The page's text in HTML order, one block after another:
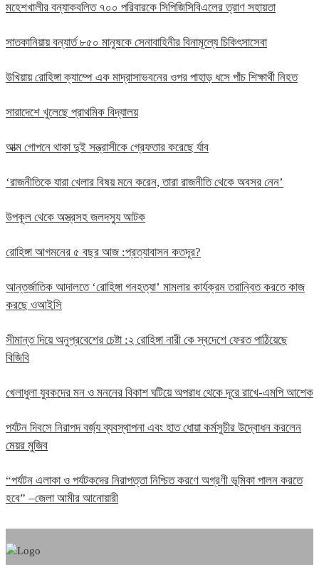
মহেশখালীর বন্যাকবলিত ৭০০ পরিবারকে সিপিজিসিবিএলের ত্রাণ সহায়তা
সাতকানিয়ায় বন্যার্ত ৮৫০ মানুষকে সেনাবাহিনীর বিনামূল্যে চিকিৎসাসেবা
উখিয়ায় রোহিঙ্গা ক্যাম্পে এক মাদ্রাসাভবনের ওপর পাহাড় ধসে পাঁচ শিক্ষার্থী নিহত
সারাদেশে খুলেছে প্রাথমিক বিদ্যালয়
আত্ম গোপনে থাকা দুই সন্ত্রাসীকে গ্রেফতার করেছে র্যাব
‘রাজনীতিকে যারা খেলার বিষয় মনে করেন, তারা রাজনীতি থেকে অবসর নেন’
উপকূল থেকে অস্ত্রসহ জলদস্যু আটক
রোহিঙ্গা আগমনের ৫ বছর আজ :প্রত্যাবাসন কতদূর?
আন্তর্জাতিক আদালতে ‘রোহিঙ্গা গনহত্যা’ মামলার কার্যক্রম তরান্বিত করতে কাজ
করছে ওআইসি
সীমান্ত দিয়ে অনুপ্রবেশের চেষ্টা :২ রোহিঙ্গা নারী কে স্বদেশে ফেরত পাঠিয়েছে
বিজিবি
খেলাধুলা যুবকদের মন ও মননের বিকাশ ঘটিয়ে অপরাধ থেকে দূরে রাখে-এমপি আশেক
পর্যটন দিবসে নিরাপদ বর্জ্য ব্যবস্থাপনা এবং হাত ধোয়া কর্মসুচীর উদ্বোধন করলেন
মেয়র মুজিব
“পর্যটন এলাকা ও পর্যটকদের নিরাপত্তা নিশ্চিত করণে অগ্রণী ভূমিকা পালন করতে
হবে” –জেলা আমীর আনোয়ারী